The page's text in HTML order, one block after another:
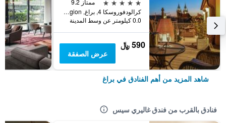
ممتاز 9.2
كرالودفوروسكا 4, براغ, Prague Region, جمهورية التشيك
0.0 كيلومتر عن وسط المدينة
590 ﷼
عرض الصفقة
شاهد المزيد من أهم الفنادق في براغ
فنادق بالقرب من فندق غاليري سيس